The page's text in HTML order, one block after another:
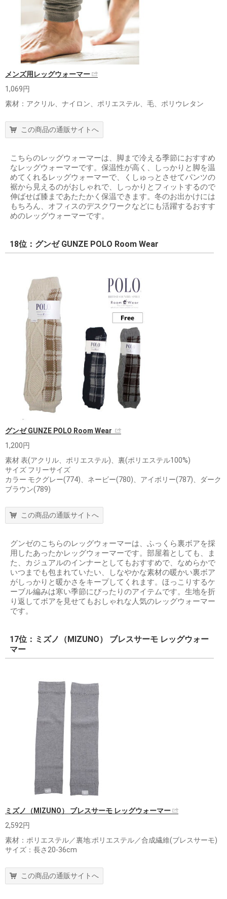
メンズ用レッグウォーマー
1,069円
素材：アクリル、ナイロン、ポリエステル、毛、ポリウレタン
この商品の通販サイトへ
こちらのレッグウォーマーは、脚まで冷える季節におすすめ
なレッグウォーマーです。保温性が高く、しっかりと脚を温
めてくれるレッグウォーマーで、くしゅっとさせてパンツの
裾から見えるのがおしゃれで、しっかりとフィットするので
伸ばせば膝まであたたかく保温できます。冬のお出かけには
もちろん、オフィスのデスクワークなどにも活躍するおすす
めのレッグウォーマーです。
18位：グンゼ GUNZE POLO Room Wear
グンゼ GUNZE POLO Room Wear
1,200円
素材 表(アクリル、ポリエステル)、裏(ポリエステル100%)
サイズ フリーサイズ
カラー モクグレー(774)、ネービー(780)、アイボリー(787)、ダーク
ブラウン(789)
この商品の通販サイトへ
グンゼのこちらのレッグウォーマーは、ふっくら裏ボアを採
用したあったかレッグウォーマーです。部屋着としても、ま
た、カジュアルのインナーとしてもおすすめで、なめらかで
いつまでも包まれていたい、しなやかな素材の暖かい裏ボア
がしっかりと暖かさをキープしてくれます。ほっこりするケ
ーブル編みは寒い季節にぴったりのアイテムです。生地を折
り返してボアを見せてもおしゃれな人気のレッグウォーマー
です。
17位：ミズノ（MIZUNO） ブレスサーモ レッグウォー
マー
ミズノ（MIZUNO） ブレスサーモ レッグウォーマー
2,592円
素材：ポリエステル／裏地:ポリエステル／合成繊維(ブレスサーモ)
サイズ：長さ20-36cm
この商品の通販サイトへ